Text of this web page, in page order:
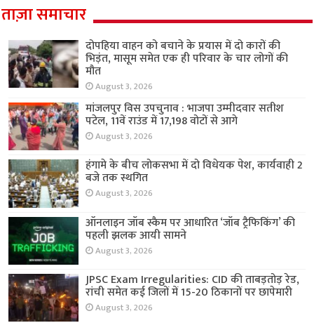
ताज़ा समाचार
दोपहिया वाहन को बचाने के प्रयास में दो कारों की
भिड़ंत, मासूम समेत एक ही परिवार के चार लोगों की
मौत
August 3, 2026
मांजलपुर विस उपचुनाव : भाजपा उम्मीदवार सतीश
पटेल, 11वें राउंड में 17,198 वोटों से आगे
August 3, 2026
हंगामे के बीच लोकसभा में दो विधेयक पेश, कार्यवाही 2
बजे तक स्थगित
August 3, 2026
ऑनलाइन जॉब स्कैम पर आधारित ‘जॉब ट्रैफिकिंग’ की
पहली झलक आयी सामने
August 3, 2026
JPSC Exam Irregularities: CID की ताबड़तोड़ रेड,
रांची समेत कई जिलों में 15-20 ठिकानों पर छापेमारी
August 3, 2026